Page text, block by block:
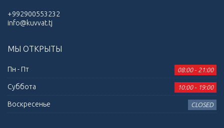
+992900553232
info@kuvvat.tj
МЫ ОТКРЫТЫ
Пн - Пт 08:00 - 21:00
Суббота 10:00 - 19:00
Воскресенье CLOSED